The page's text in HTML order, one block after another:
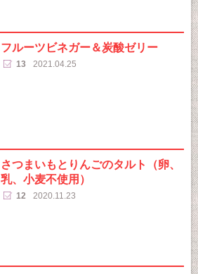
フルーツビネガー＆炭酸ゼリー
13 2021.04.25
さつまいもとりんごのタルト（卵、
乳、小麦不使用）
12 2020.11.23